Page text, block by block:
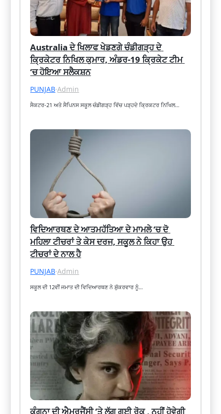
Australia ਦੇ ਖਿਲਾਫ ਖੇਡਣਗੇ ਚੰਡੀਗੜ੍ਹ ਦੇ
ਕ੍ਰਿਕੇਟਰ ਨਿਖਿਲ ਕੁਮਾਰ, ਅੰਡਰ-19 ਕ੍ਰਿਕੇਟ ਟੀਮ
‘ਚ ਹੋਇਆ ਸਲੈਕਸ਼ਨ
PUNJAB·Admin
ਸੈਕਟਰ-21 ਅਤੇ ਸੈਪਿਨਸ ਸਕੂਲ ਚੰਡੀਗੜ੍ਹ ਵਿੱਚ ਪੜ੍ਹਦੇ ਕ੍ਰਿਕਟਰ ਨਿਖਿਲ…
ਵਿਦਿਆਰਥਣ ਦੇ ਆਤਮਹੱਤਿਆ ਦੇ ਮਾਮਲੇ ‘ਚ ਦੋ
ਮਹਿਲਾ ਟੀਚਰਾਂ ਤੇ ਕੇਸ ਦਰਜ, ਸਕੂਲ ਨੇ ਕਿਹਾ ਉਹ
ਟੀਚਰਾਂ ਦੇ ਨਾਲ ਹੈ
PUNJAB·Admin
ਸਕੂਲ ਦੀ 12ਵੀਂ ਜਮਾਤ ਦੀ ਵਿਦਿਆਰਥਣ ਨੇ ਸ਼ੁੱਕਰਵਾਰ ਨੂੰ…
ਕੰਗਨਾ ਦੀ ਐਮਰਜੈਂਸੀ ‘ਤੇ ਲੱਗ ਗਈ ਰੋਕ , ਨਹੀਂ ਹੋਵੇਗੀ